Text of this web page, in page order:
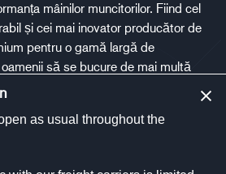
mâinilor muncitorilor. Fiind cel
și cei mai inovator producător de
pentru o gamă largă de
să se bucure de mai multă
locul de muncă.
as usual throughout the